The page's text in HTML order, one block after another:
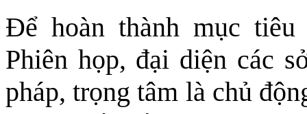
Để hoàn thành mục
Phiên họp, đại diện các
pháp, trọng tâm là chủ